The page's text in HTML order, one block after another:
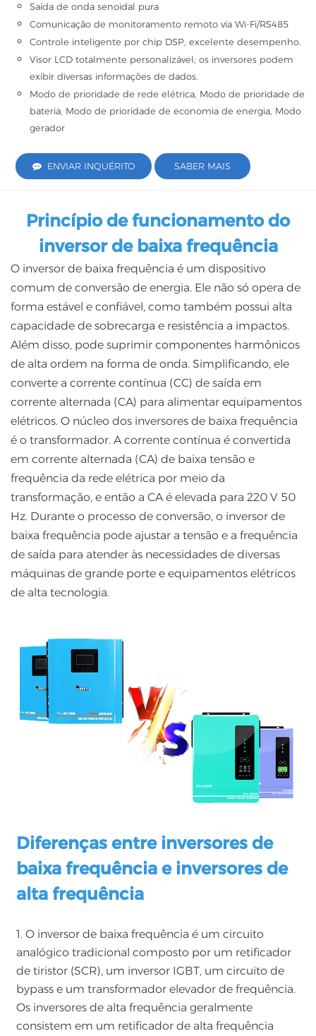
Saída de onda senoidal pura
Comunicação de monitoramento remoto via Wi-Fi/RS485
Controle inteligente por chip DSP, excelente desempenho.
Visor LCD totalmente personalizável; os inversores podem
exibir diversas informações de dados.
Modo de prioridade de rede elétrica, Modo de prioridade de
bateria, Modo de prioridade de economia de energia, Modo
gerador
ENVIAR INQUÉRITO SABER MAIS
Princípio de funcionamento do
inversor de baixa frequência
O inversor de baixa frequência é um dispositivo
comum de conversão de energia. Ele não só opera de
forma estável e confiável, como também possui alta
capacidade de sobrecarga e resistência a impactos.
Além disso, pode suprimir componentes harmônicos
de alta ordem na forma de onda. Simplificando, ele
converte a corrente contínua (CC) de saída em
corrente alternada (CA) para alimentar equipamentos
elétricos. O núcleo dos inversores de baixa frequência
é o transformador. A corrente contínua é convertida
em corrente alternada (CA) de baixa tensão e
frequência da rede elétrica por meio da
transformação, e então a CA é elevada para 220 V 50
Hz. Durante o processo de conversão, o inversor de
baixa frequência pode ajustar a tensão e a frequência
de saída para atender às necessidades de diversas
máquinas de grande porte e equipamentos elétricos
de alta tecnologia.
Diferenças entre inversores de
baixa frequência e inversores de
alta frequência
1. O inversor de baixa frequência é um circuito
analógico tradicional composto por um retificador
de tiristor (SCR), um inversor IGBT, um circuito de
bypass e um transformador elevador de frequência.
Os inversores de alta frequência geralmente
consistem em um retificador de alta frequência